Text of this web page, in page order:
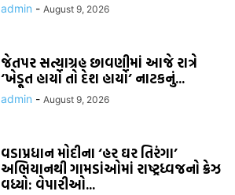
admin - August 9, 2026
જેતપર સત્યાગ્રહ છાવણીમાં આજે રાત્રે
‘ખેડૂત હાર્યો તો દેશ હાર્યો’ નાટકનું...
admin - August 9, 2026
વડાપ્રધાન મોદીના ‘હર ઘર તિરંગા’
અભિયાનથી ગામડાંઓમાં રાષ્ટ્રધ્વજનો ક્રેઝ
વધ્યો: વેપારીઓ...